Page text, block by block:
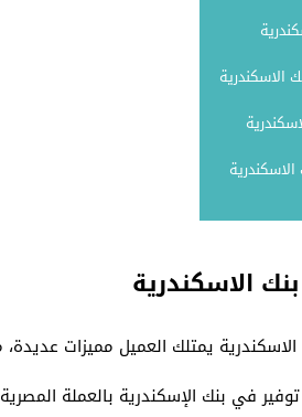
الاسكندرية
يمتلك العميل مميزات عديدة،
في بنك الإسكندرية بالعملة المصرية